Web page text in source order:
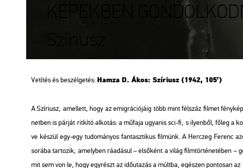
KÉPEKBEN
Szíriusz
Ve­tí­tés és be­szél­ge­tés:Hamza D. Ákos: Szí­ri­usz (1942, 105’)
A Szí­ri­usz, amel­lett, hogy az emig­rá­ci­ó­já­ig több mint fél­száz fil­met
net­ben is pár­ját rit­kí­tó al­ko­tás: a mű­fa­ja ugyan­is sci-fi, s ilyen­ből, főleg a
ve ké­szül egy-egy tu­do­má­nyos fan­tasz­ti­kus fil­münk. A Herczeg Fe­renc
so­rá­ba tar­to­zik, amely­ben rá­adá­sul – el­ső­ként a világ film­tör­té­ne­té­ben –
mit sem von le, hogy egy­részt az idő­uta­zás a múlt­ba, egé­szen pon­to­san